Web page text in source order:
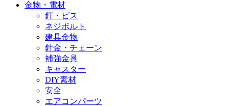
金物・電材
釘・ビス
ネジボルト
建具金物
針金・チェーン
補強金具
キャスター
DIY素材
安全
エアコンパーツ